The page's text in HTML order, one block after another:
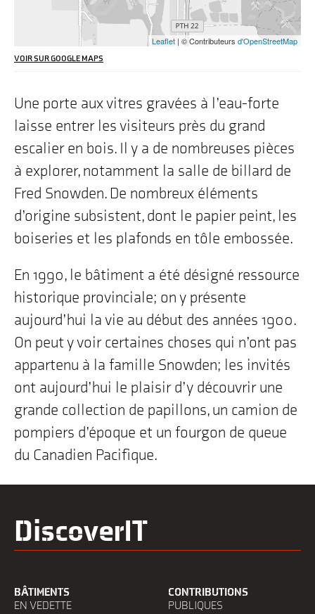
lecteurs
d'écran,
que
nous
mettons
avant
sur
la
carte
"16
Avenue
Crescent
Souris,
Leaflet | © Contributeurs d'OpenStreetMap
VOIR SUR GOOGLE MAPS
Une porte aux vitres gravées à l’eau-forte
laisse entrer les visiteurs près du grand
escalier en bois. Il y a de nombreuses pièces
à explorer, notamment la salle de billard de
Fred Snowden. De nombreux éléments
d’origine subsistent, dont le papier peint, les
boiseries et les plafonds en tôle embossée.
En 1990, le bâtiment a été désigné ressource
historique provinciale; on y présente
aujourd’hui la vie au début des années 1900.
On peut y voir certaines choses qui n’ont pas
appartenu à la famille Snowden; les invités
ont aujourd’hui le plaisir d’y découvrir une
grande collection de papillons, un camion de
pompiers d’époque et un fourgon de queue
du Canadien Pacifique.
DiscoverIT
BÂTIMENTS
EN VEDETTE
CONTRIBUTIONS
PUBLIQUES